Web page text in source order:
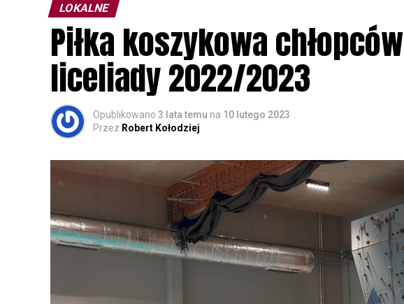
Wszystkich uczestników zapraszamy do udziału w Akcji,
rozpoznawanie głosów sów i wymianę doświadczeń przy
zapisy.
LOKALNE
Piłka koszykowa
liceliady 2022/2023
Opublikowano 3 lata temu na 10 lutego 2023
Przez Robert Kołodziej